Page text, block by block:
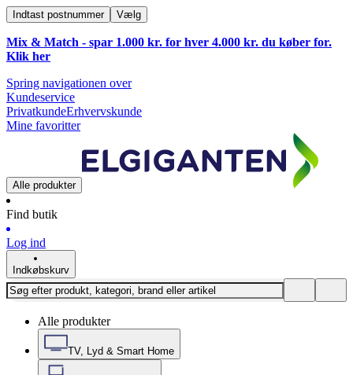
Indtast postnummer Vælg
Mix & Match - spar 1.000 kr. for hver 4.000 kr. du køber for.
Klik her
Spring navigationen over
Kundeservice
PrivatkundeErhvervskunde
Mine favoritter
Alle produkter
Find butik
Log ind
Indkøbskurv
Alle produkter
TV, Lyd & Smart Home